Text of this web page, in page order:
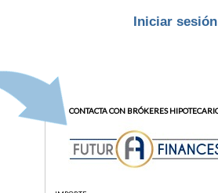
Iniciar sesión